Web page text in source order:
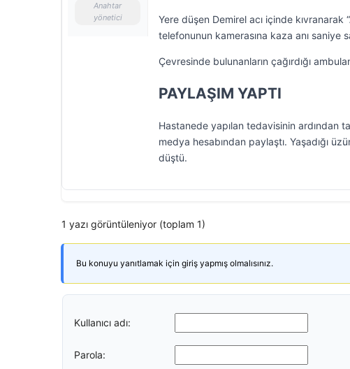
Anahtar
yönetici
Yere düşen Demirel acı içinde kıvranarak
telefonunun kamerasına kaza anı saniye
Çevresinde bulunanların çağırdığı
PAYLAŞIM YAPTI
Hastanede yapılan tedavisinin ardından
medya hesabından paylaştı. Yaşadığı
düştü.
1 yazı görüntüleniyor (toplam 1)
Bu konuyu yanıtlamak için giriş yapmış olmalısınız.
Kullanıcı adı:
Parola: